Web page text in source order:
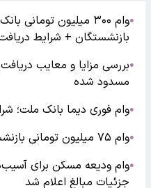
●
وام ۳۰۰ میلیون
بازنشستگان + شرایط
●بررسی مزایا و معایب
مسدود شده
●وام فوری دیما بانک ملت؛
●وام ۷۵ میلیون تومانی بازنشستگان کشوری پرداخت شد
●وام ودیعه مسکن برای
جزئیات مبالغ اعلام شد